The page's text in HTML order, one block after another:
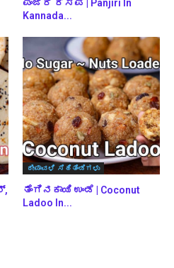
ಪಂಜಿರಿ ರೆಸಿಪಿ | Panjiri In
Kannada...
ದೀಪಾವಳಿ ಸಿಹಿತಿಂಡಿಗಳು
ತೆಂಗಿನಕಾಯಿ ಉಂಡೆ | Coconut
Ladoo In...